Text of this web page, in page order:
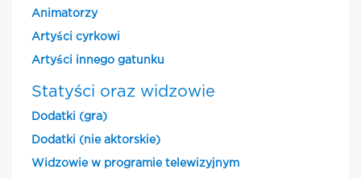
Animatorzy
Artyści cyrkowi
Artyści innego gatunku
Statyści oraz widzowie
Dodatki (gra)
Dodatki (nie aktorskie)
Widzowie w programie telewizyjnym